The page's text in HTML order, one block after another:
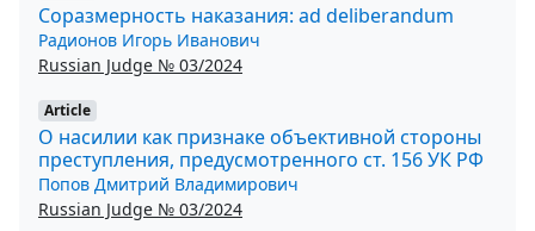
Соразмерность наказания: ad deliberandum
Радионов Игорь Иванович
Russian Judge № 03/2024
Article
О насилии как признаке объективной стороны
преступления, предусмотренного ст. 156 УК РФ
Попов Дмитрий Владимирович
Russian Judge № 03/2024